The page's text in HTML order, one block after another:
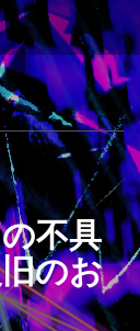
不具
のお